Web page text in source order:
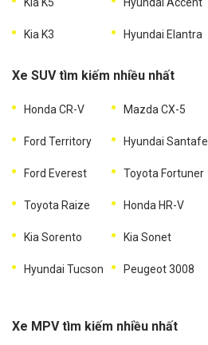
Kia K3 Hyundai Elantra
Xe SUV tìm kiếm nhiều nhất
Honda CR-V Mazda CX-5
Ford Territory Hyundai Santafe
Ford Everest Toyota Fortuner
Toyota Raize Honda HR-V
Kia Sorento Kia Sonet
Hyundai Tucson Peugeot 3008
Xe MPV tìm kiếm nhiều nhất